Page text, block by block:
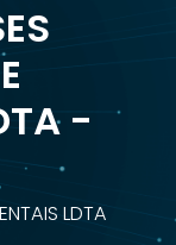
-
LDTA